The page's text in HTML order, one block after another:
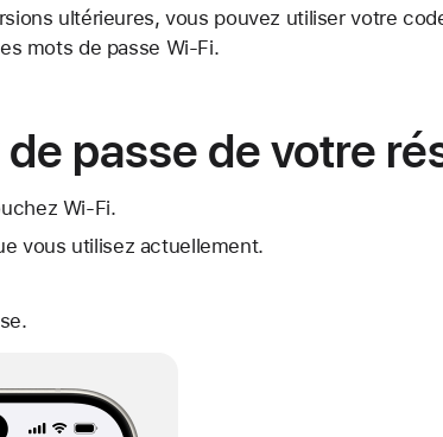
ultérieures, vous pouvez utiliser votre
mots de passe Wi-Fi.
passe de votre
Wi-Fi.
vous utilisez actuellement.